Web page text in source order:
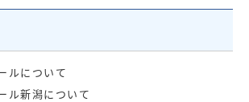
ルについて
ル新潟について